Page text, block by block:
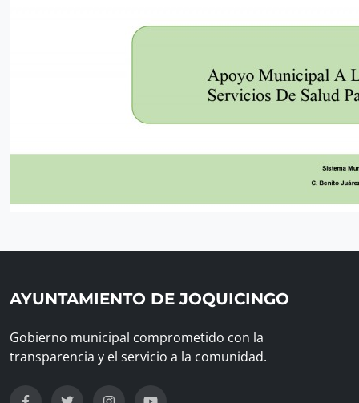
AYUNTAMIENTO DE JOQUICINGO
Gobierno municipal comprometido con la
transparencia y el servicio a la comunidad.